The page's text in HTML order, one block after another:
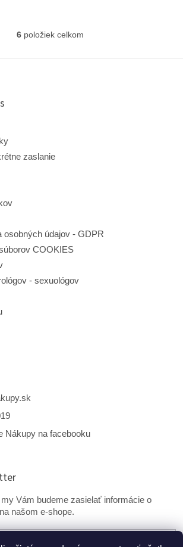
O
l
r
v
i
s
u
6položiek celkom
zaslanie
osobných údajov - GDPR
COOKIES
- sexuológov
Nákupy na facebooku
Vám budeme zasielať informácie o
našom e-shope.